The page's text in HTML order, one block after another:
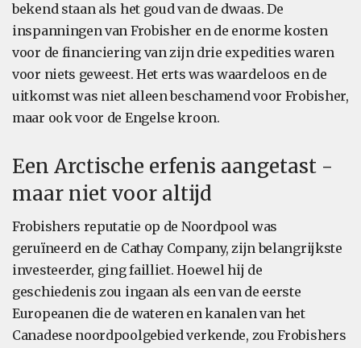
bekend staan als het goud van de dwaas. De
inspanningen van Frobisher en de enorme kosten
voor de financiering van zijn drie expedities waren
voor niets geweest. Het erts was waardeloos en de
uitkomst was niet alleen beschamend voor Frobisher,
maar ook voor de Engelse kroon.
Een Arctische erfenis aangetast -
maar niet voor altijd
Frobishers reputatie op de Noordpool was
geruïneerd en de Cathay Company, zijn belangrijkste
investeerder, ging failliet. Hoewel hij de
geschiedenis zou ingaan als een van de eerste
Europeanen die de wateren en kanalen van het
Canadese noordpoolgebied verkende, zou Frobishers